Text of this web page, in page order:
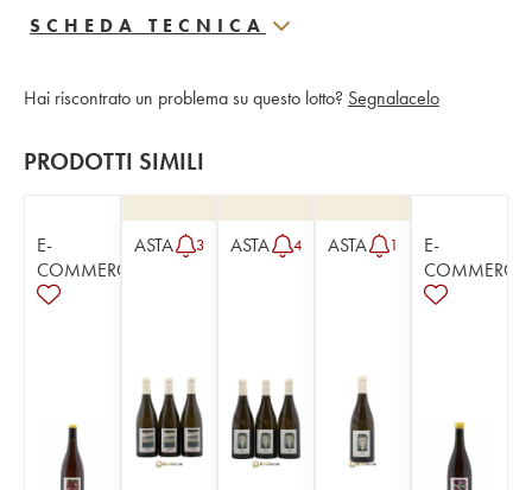
SCHEDA TECNICA
Hai riscontrato un problema su questo lotto? Segnalacelo
PRODOTTI SIMILI
E-
COMMERCE
ASTA 3 ASTA 4 ASTA 1
E-
COMMERCE